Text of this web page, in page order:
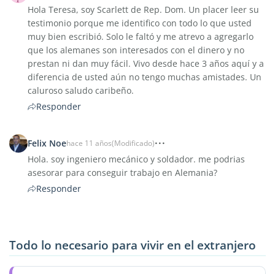
Hola Teresa, soy Scarlett de Rep. Dom. Un placer leer su
testimonio porque me identifico con todo lo que usted
muy bien escribió. Solo le faltó y me atrevo a agregarlo
que los alemanes son interesados con el dinero y no
prestan ni dan muy fácil. Vivo desde hace 3 años aquí y a
diferencia de usted aún no tengo muchas amistades. Un
caluroso saludo caribeño.
Responder
Felix Noehace 11 años(Modificado)
Hola. soy ingeniero mecánico y soldador. me podrias
asesorar para conseguir trabajo en Alemania?
Responder
Todo lo necesario para vivir en el extranjero